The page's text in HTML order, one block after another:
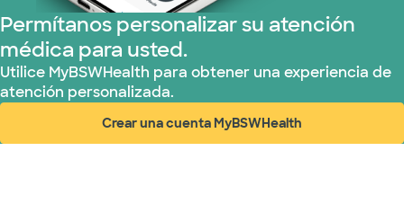
Permítanos personalizar su atención
médica para usted.
Utilice MyBSWHealth para obtener una experiencia de
atención personalizada.
Crear una cuenta MyBSWHealth
(abre en ventana nueva)